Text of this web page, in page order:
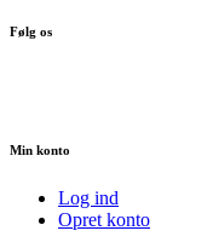
Følg os
Min konto
Log ind
Opret konto